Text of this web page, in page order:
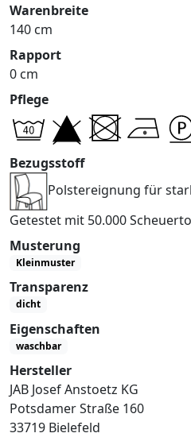
Warenbreite
140 cm
Rapport
0 cm
Pflege
Bezugsstoff
Polstereignung für
Getestet mit 50.000
Musterung
Kleinmuster
Transparenz
dicht
Eigenschaften
waschbar
Hersteller
JAB Josef Anstoetz KG
Potsdamer Straße 160
33719 Bielefeld